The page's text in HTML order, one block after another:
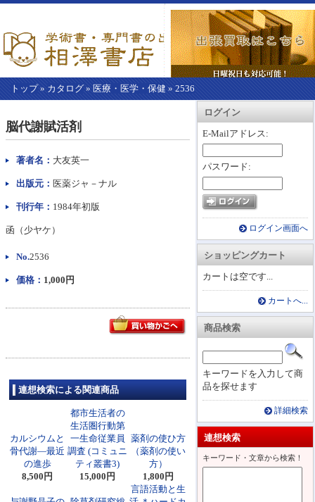
トップ» カタログ » 医療・医学・保健 » 2536
カートを見る
ログイン
E-Mailアドレス:
パスワード:
ログイン画面へ
ショッピングカート
カートは空です...
カートへ...
商品検索
キーワードを入力して商
品を探せます
詳細検索
連想検索
キーワード・文章から検索！
こ
か
本
脳代謝賦活剤
著者名： 大友英一
出版元： 医薬ジャ－ナル
刊行年： 1984年初版
函（少ヤケ）
No.2536
価格： 1,000円
連想検索による関連商品
カルシウムと
骨代謝―最近
の進歩
8,500円
都市生活者の
生活圏行動第
一生命従業員
調査 (コミュニ
ティ叢書3)
15,000円
薬剤の使ひ方
（薬剤の使い
方）
1,800円
言語活動と生